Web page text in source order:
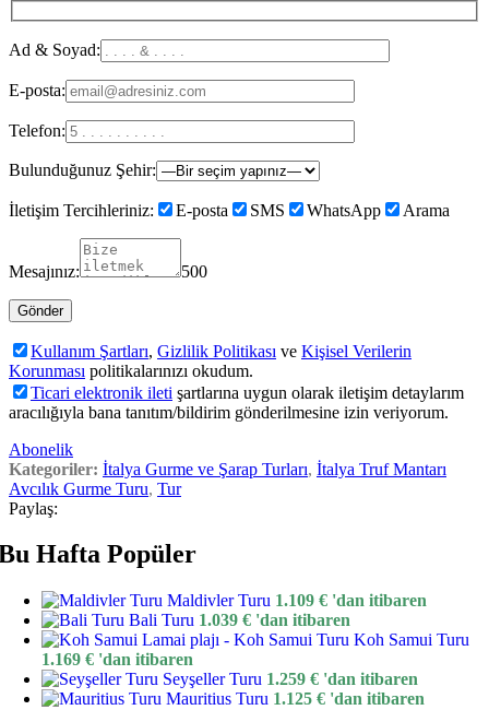
Ad & Soyad:
E-posta:
Telefon:
Bulunduğunuz Şehir:
İletişim Tercihleriniz: E-posta SMS WhatsApp Arama
Mesajınız: 500
Kullanım Şartları, Gizlilik Politikası ve Kişisel Verilerin
Korunması politikalarınızı okudum.
Ticari elektronik ileti şartlarına uygun olarak iletişim detaylarım
aracılığıyla bana tanıtım/bildirim gönderilmesine izin veriyorum.
Abonelik
Kategoriler: İtalya Gurme ve Şarap Turları, İtalya Truf Mantarı
Avcılık Gurme Turu, Tur
Paylaş:
Hafta Popüler
Maldivler Turu 1.109 € 'dan itibaren
Bali Turu 1.039 € 'dan itibaren
Koh Samui Turu
1.169 € 'dan itibaren
Seyşeller Turu 1.259 € 'dan itibaren
Mauritius Turu 1.125 € 'dan itibaren